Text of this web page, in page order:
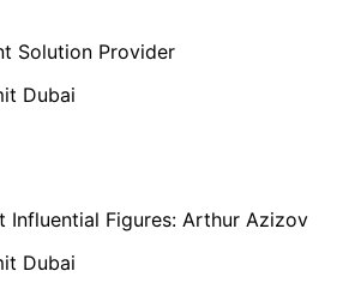
Solution Provider
Dubai
Influential Figures: Arthur Azizov
Dubai